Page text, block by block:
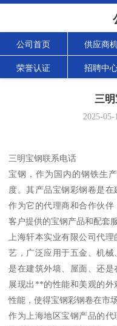
公司首页 供应商
荣誉认证 招聘中
三
2025-05-
三明宝钢联系电话
宝钢，作为国内的钢铁生
度。其产品宝钢彩钢卷是在
作为它的代理商和合作伙
客户提供的宝钢产品和配套服
上海轩本实业有限公司代
艺，广泛应用于五金、机
是在建筑外墙、屋面、还
展现出**的性能和美观的
性能，使得宝钢彩钢卷在市
作为上海地区宝钢产品的